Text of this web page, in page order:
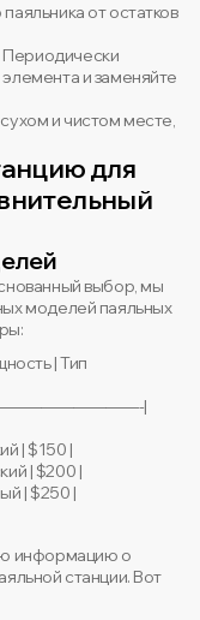
от остатков
Периодически
и заменяйте
и чистом месте,
для
выбор, мы
моделей паяльных
| Тип
|
| $150 |
| $200 |
| $250 |
информацию о
станции. Вот